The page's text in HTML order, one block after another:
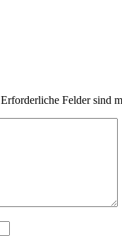
Erforderliche Felder sind